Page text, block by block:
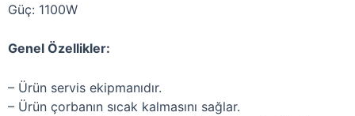
Güç: 1100W
Genel Özellikler:
– Ürün servis ekipmanıdır.
– Ürün çorbanın sıcak kalmasını sağlar.